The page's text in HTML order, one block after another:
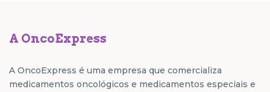
A OncoExpress
A OncoExpress é uma empresa que comercializa
medicamentos oncológicos e medicamentos especiais e